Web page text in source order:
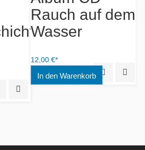
Add to Wishlist
Quick View
Rauch auf dem
Wasser
12,00 €*